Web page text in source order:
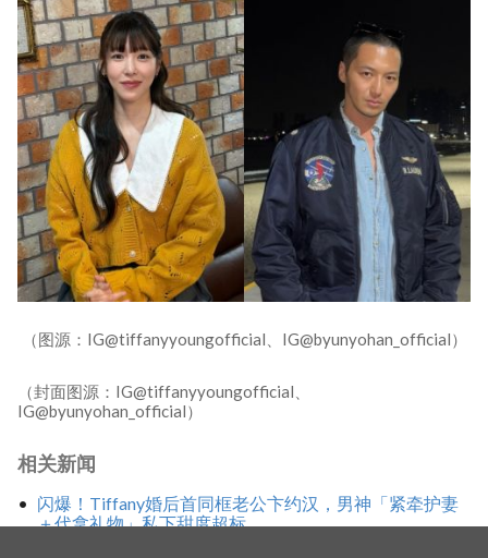
（图源：IG@tiffanyyoungofficial、IG@byunyohan_official）
（封面图源：IG@tiffanyyoungofficial、
IG@byunyohan_official）
相关新闻
闪爆！Tiffany婚后首同框老公卞约汉，男神「紧牵护妻
＋代拿礼物」私下甜度超标